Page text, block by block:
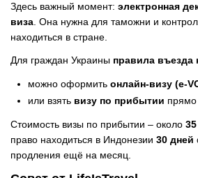
Здесь важный момент: электронная
виза. Она нужна для таможни и
находиться в стране.
Для граждан Украины правила въезда
можно оформить онлайн-визу (e-
или взять визу по прибытии прямо
Стоимость визы по прибытии – около
право находиться в Индонезии 30 дней
продления ещё на месяц.